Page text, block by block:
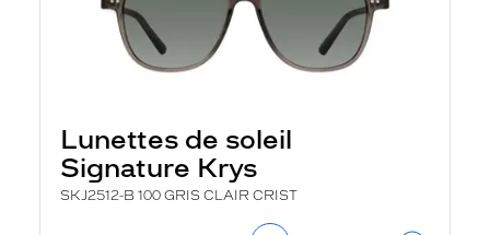
Lunettes de soleil
Signature Krys
SKJ2512-B 100 GRIS CLAIR CRIST